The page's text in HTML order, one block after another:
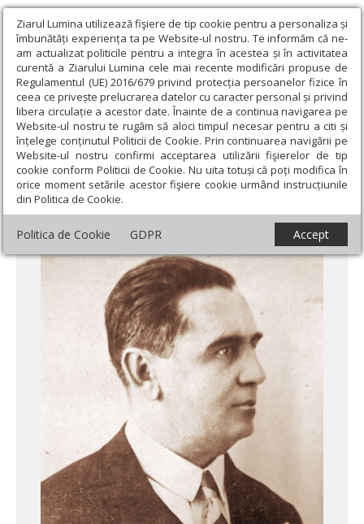
Ziarul Lumina utilizează fişiere de tip cookie pentru a personaliza și
îmbunătăți experiența ta pe Website-ul nostru. Te informăm că ne-
am actualizat politicile pentru a integra în acestea și în activitatea
curentă a Ziarului Lumina cele mai recente modificări propuse de
Regulamentul (UE) 2016/679 privind protecția persoanelor fizice în
ceea ce privește prelucrarea datelor cu caracter personal și privind
libera circulație a acestor date. Înainte de a continua navigarea pe
Website-ul nostru te rugăm să aloci timpul necesar pentru a citi și
înțelege conținutul Politicii de Cookie. Prin continuarea navigării pe
Website-ul nostru confirmi acceptarea utilizării fişierelor de tip
cookie conform Politicii de Cookie. Nu uita totuși că poți modifica în
orice moment setările acestor fişiere cookie urmând instrucțiunile
din Politica de Cookie.
Politica de Cookie GDPR Accept
Ziarul Lumina › Actualitate religioasă › Documentar › Din
tranșeele luptei pentru Unire în temnițele comuniste
Din tranșeele luptei pentru Unire în
temnițele comuniste